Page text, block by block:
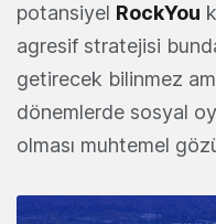
potansiyel RockYou
agresif stratejisi
getirecek bilinmez
dönemlerde sosyal
olması muhtemel